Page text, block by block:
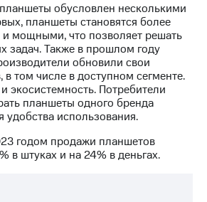
обусловлен несколькими
планшеты становятся более
мощными, что позволяет решать
задач. Также в прошлом году
обновили свои
в том числе в доступном сегменте.
экосистемность. Потребители
планшеты одного бренда
использования.
годом продажи планшетов
в штуках и на 24% в деньгах.